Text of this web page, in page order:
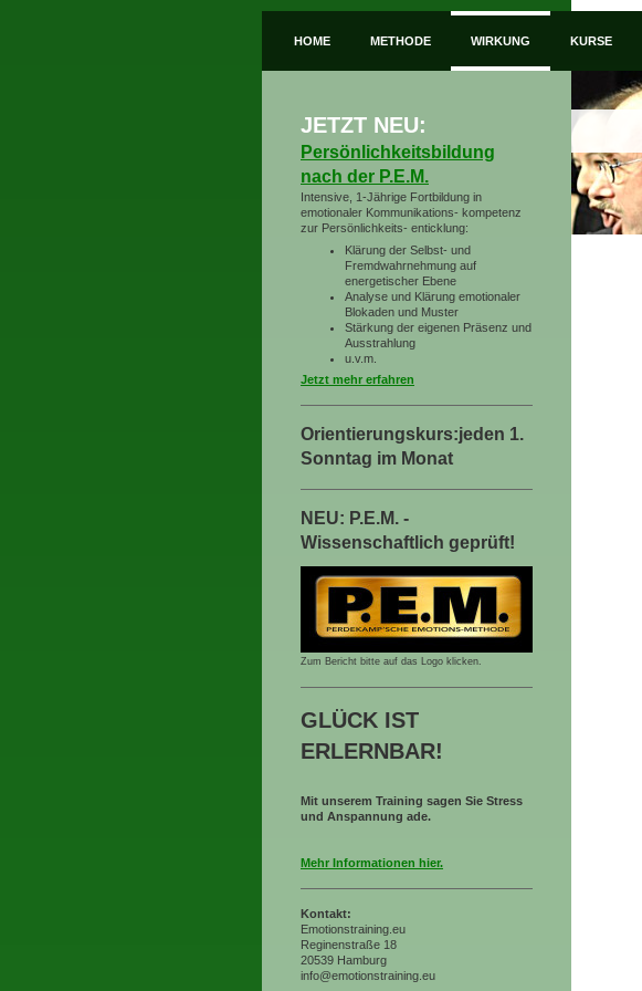
HOME METHODE WIRKUNG KURSE
JETZT NEU:
Persönlichkeitsbildung
nach der P.E.M.
Intensive, 1-Jährige Fortbildung in
emotionaler Kommunikations- kompetenz
zur Persönlichkeits- enticklung:
Klärung der Selbst- und
Fremdwahrnehmung auf
energetischer Ebene
Analyse und Klärung emotionaler
Blokaden und Muster
Stärkung der eigenen Präsenz und
Ausstrahlung
u.v.m.
Jetzt mehr erfahren
Orientierungskurs:jeden 1.
Sonntag im Monat
NEU: P.E.M. -
Wissenschaftlich geprüft!
Zum Bericht bitte auf das Logo klicken.
GLÜCK IST
ERLERNBAR!
Mit unserem Training sagen Sie Stress
und Anspannung ade.
Mehr Informationen hier.
Kontakt:
Emotionstraining.eu
Reginenstraße 18
20539 Hamburg
info@emotionstraining.eu